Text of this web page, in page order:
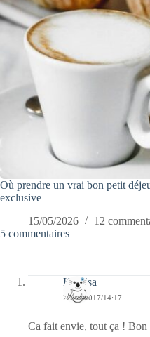
Où prendre un vrai bon petit
exclusive
15/05/2026
12
5 commentaires
Koalisa
22/10/2017/14:17
Ca fait envie, tout ça ! Bon